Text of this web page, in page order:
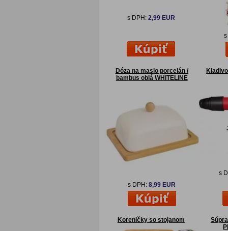
s DPH: 2,99 EUR
Dóza na maslo porcelán /
bambus oblá WHITELINE
s DPH:8,99 EUR
s
Koreničky so stojanom